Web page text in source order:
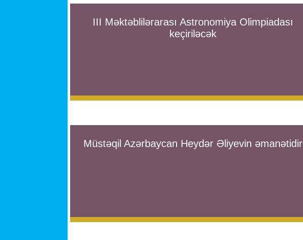
III Məktəblilərarası Astronomiya Olimpiadası
keçiriləcək
Müstəqil Azərbaycan Heydər Əliyevin əmanətidir